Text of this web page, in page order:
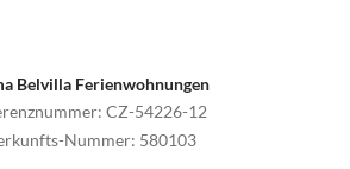
Belvilla Ferienwohnungen
: CZ-54226-12
Nummer: 580103